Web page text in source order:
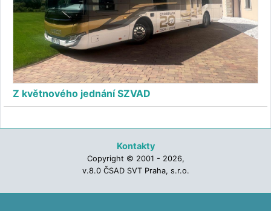
Z květnového jednání SZVAD
Kontakty
Copyright © 2001 - 2026,
v.8.0 ČSAD SVT Praha, s.r.o.